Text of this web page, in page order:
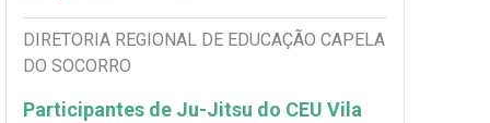
DIRETORIA REGIONAL DE EDUCAÇÃO CAPELA
DO SOCORRO
Participantes de Ju-Jitsu do CEU Vila